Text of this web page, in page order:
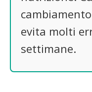
evita molti
settimane.